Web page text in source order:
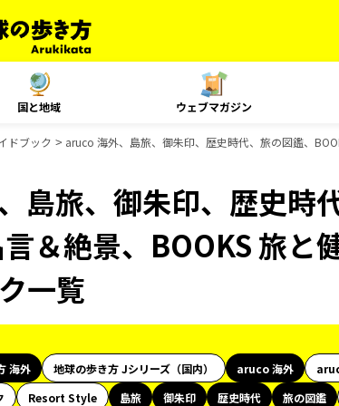
国と地域 ウェブマガジン
ドブック aruco 海外、島旅、御朱印、歴史時代、旅の図鑑、
島旅、御朱印、歴史時
＆絶景、BOOKS 旅と
一覧
海外 地球の歩き方 Jシリーズ（国内） aruco 海外
Resort Style 島旅 御朱印 歴史時代 旅の図鑑